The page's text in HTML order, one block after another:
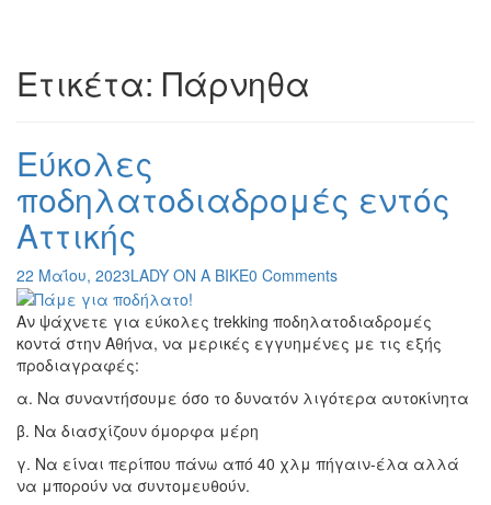
Ετικέτα: Πάρνηθα
Εύκολες
ποδηλατοδιαδρομές εντός
Αττικής
22 Μαΐου, 2023LADY ON A BIKE0 Comments
Αν ψάχνετε για εύκολες trekking ποδηλατοδιαδρομές
κοντά στην Αθήνα, να μερικές εγγυημένες με τις εξής
προδιαγραφές:
α. Να συναντήσουμε όσο το δυνατόν λιγότερα αυτοκίνητα
β. Να διασχίζουν όμορφα μέρη
γ. Να είναι περίπου πάνω από 40 χλμ πήγαιν-έλα αλλά
να μπορούν να συντομευθούν.